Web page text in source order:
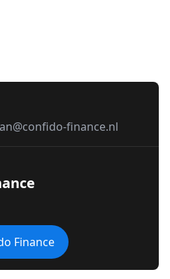
finance.nl
Finance